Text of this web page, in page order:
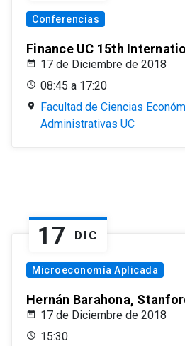
Conferencias
Finance UC 15th
17 de Diciembre de 2018
08:45 a 17:20
Facultad de Ciencias
Administrativas UC
17 DIC
Microeconomía Aplicada
Hernán Barahona,
17 de Diciembre de 2018
15:30